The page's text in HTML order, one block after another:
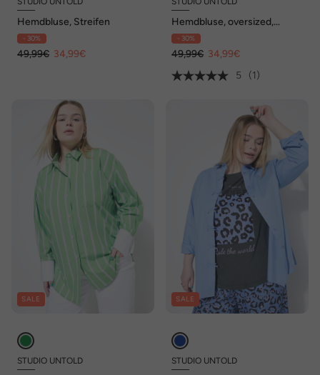
Hemdbluse, Streifen
- 30%
49,99€ 34,99€
Hemdbluse, oversized,
Schmuckknöpfe
- 30%
49,99€ 34,99€
5
(1)
SALE
STUDIO UNTOLD
SALE
STUDIO UNTOLD